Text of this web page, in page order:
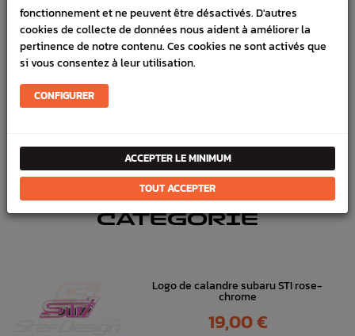
Marque :SUBARU
Référence :2548
En stock :2
FICHE TECHNIQUE
DANSLA MÊME
CATÉGORIE
Logo de calandre subaru STI rose-
chrome
Prix
19,00 €
fonctionnement et ne peuvent être désactivés. D'autres
cookies de collecte de données nous aident à améliorer la
pertinence de notre contenu. Ces cookies ne sont activés que
si vous consentez à leur utilisation.
CONFIGURER
ACCEPTER LE MINIMUM
TOUT ACCEPTER